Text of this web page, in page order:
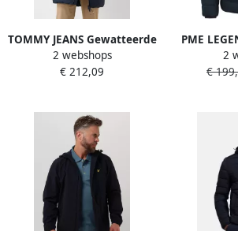
TOMMY JEANS Gewatteerde
jas TJM ESSENTIAL DOWN
PARKA Donzen jas
2 webshops
€ 212,09
PME
Short
Perfor
2
€